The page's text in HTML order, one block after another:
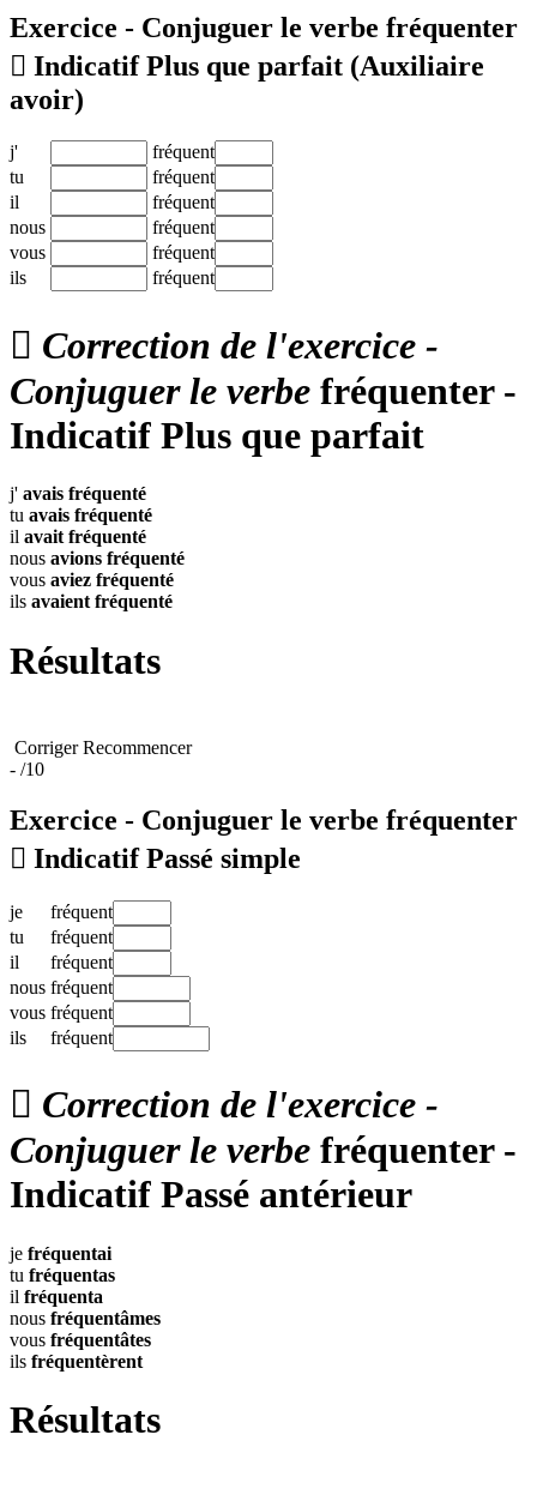
Exercice - Conjuguer le verbe fréquenter
 Indicatif Plus que parfait (Auxiliaire
avoir)
j'
fréquent
tu
fréquent
il
fréquent
nous
fréquent
vous
fréquent
ils
fréquent
 Correction de l'exercice -
Conjuguer le verbe fréquenter -
Indicatif Plus que parfait
j' avais fréquenté
tu avais fréquenté
il avait fréquenté
nous avions fréquenté
vous aviez fréquenté
ils avaient fréquenté
Résultats
CorrigerRecommencer
- /10
Exercice - Conjuguer le verbe fréquenter
 Indicatif Passé simple
je
fréquent
tu
fréquent
il
fréquent
nous fréquent
vous fréquent
ils
fréquent
 Correction de l'exercice -
Conjuguer le verbe fréquenter -
Indicatif Passé antérieur
je fréquentai
tu fréquentas
il fréquenta
nous fréquentâmes
vous fréquentâtes
ils fréquentèrent
Résultats